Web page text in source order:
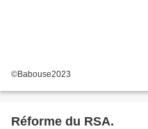
©Babouse2023
Réforme du RSA.